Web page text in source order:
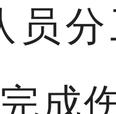
员
成